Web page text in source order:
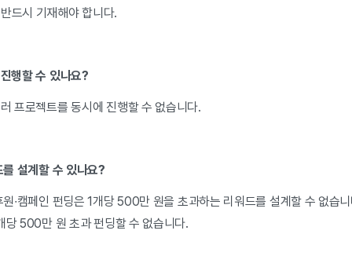
드시 기재해야 합니다.
행할 수 있나요?
프로젝트를 동시에 진행할 수 없습니다.
설계할 수 있나요?
∙캠페인 펀딩은 1개당 500만 원을 초과하는 리워드를 설계할 수 없습
당 500만 원 초과 펀딩할 수 없습니다.